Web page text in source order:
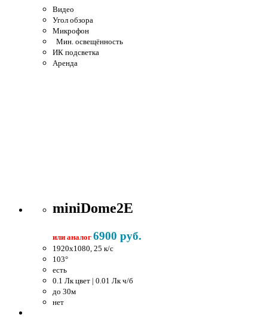
Видео
Угол обзора
Микрофон
Мин. освещённость
ИК подсветка
Аренда
miniDome2E
или аналог 6900 руб.
1920x1080, 25 к/c
103°
есть
0.1 Лк цвет | 0.01 Лк ч/б
до 30м
нет